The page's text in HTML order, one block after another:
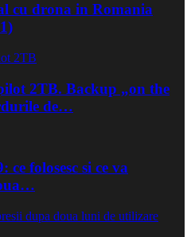
cu drona in Romania
2TB. Backup „on the
de…
ce folosesc si ce va